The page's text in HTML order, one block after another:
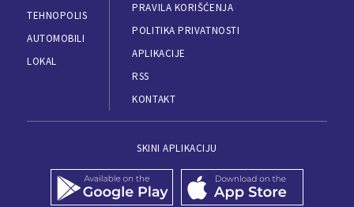
TEHNOPOLIS
AUTOMOBILI
LOKAL
PRAVILA KORIŠĆENJA
POLITIKA PRIVATNOSTI
APLIKACIJE
RSS
KONTAKT
SKINI APLIKACIJU